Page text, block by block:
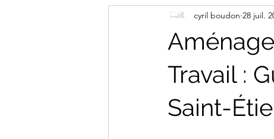
Travail :
Saint-
cyril boudon 28 juil.